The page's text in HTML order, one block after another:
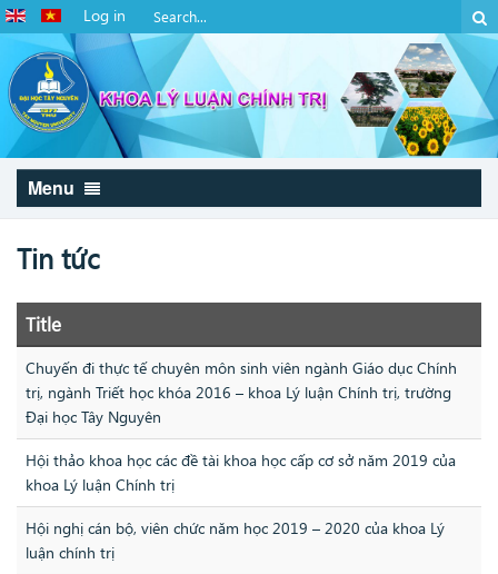
Log in
Menu
Tin tức
Title
Chuyến đi thực tế chuyên môn sinh viên ngành Giáo dục Chính
trị, ngành Triết học khóa 2016 – khoa Lý luận Chính trị, trường
Đại học Tây Nguyên
Hội thảo khoa học các đề tài khoa học cấp cơ sở năm 2019 của
khoa Lý luận Chính trị
Hội nghị cán bộ, viên chức năm học 2019 – 2020 của khoa Lý
luận chính trị